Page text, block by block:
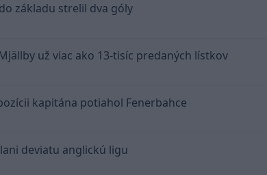
základu strelil dva góly
už viac ako 13-tisíc predaných lístkov
kapitána potiahol Fenerbahce
deviatu anglickú ligu